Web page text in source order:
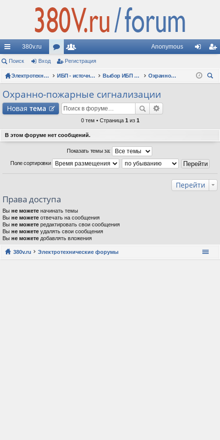
с
ы
лк
380v.ru
ор
ум
ол
ьз
ат
и
Anonymous
д ис
Поиск Вход Регистрация
Электротехнические форумы ИБП - источники бесперебойного питания Выбор ИБП по сфере применения (рекомендации, советы, опыт эксплуатации)
Охранно-пожарные сигнализации
Охранно-пожарные сигнализации
Новая тема
0 тем • Страница 1 из 1
В этом форуме нет сообщений.
Показать темы за:
Поле сортировки
Перейти
Права доступа
Вы не можете начинать темы
Вы не можете отвечать на сообщения
Вы не можете редактировать свои сообщения
Вы не можете удалять свои сообщения
Вы не можете добавлять вложения
380v.ru Электротехнические форумы